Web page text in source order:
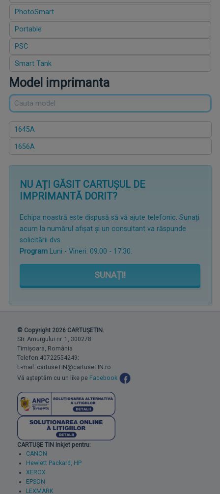
PhotoSmart
Portable
PSC
Smart Tank
Model imprimanta
1645A
1656A
NU AȚI GĂSIT CARTUȘUL DE
IMPRIMANTĂ DORIT?
Echipa noastră este dispusă să vă ajute telefonic. Sunați
acum la numărul afișat și un consultant va răspunde
solicitării dvs.
Program Luni - Vineri: 09.00 - 17.30.
SUNAȚI!
© Copyright 2026 CARTUȘETIN.
Str. Amurgului nr. 1, 300278
Timișoara, România
Telefon:40722554249;
E-mail: cartuseTIN@cartuseTIN.ro
Vă așteptăm cu un like pe Facebook
CARTUȘE TIN Inkjet pentru:
CANON
Hewlett Packard, HP
XEROX
EPSON
LEXMARK